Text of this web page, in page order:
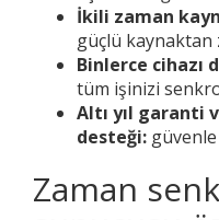
İkili zaman
güçlü kaynaktan
Binlerce cihazı
tüm işinizi
Altı yıl garanti
desteği:
Zaman